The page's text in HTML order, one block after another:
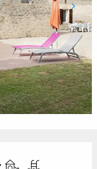
Jeux pour enfants /
Piscine